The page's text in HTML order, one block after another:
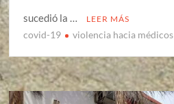
sucedió la …
LEER MÁS
covid-19 violencia hacia médicos